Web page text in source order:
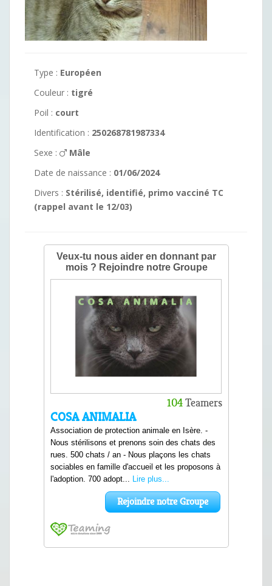
Type : Européen
Couleur : tigré
Poil : court
Identification : 250268781987334
Sexe :
Mâle
Date de naissance : 01/06/2024
Divers : Stérilisé, identifié, primo vacciné TC
(rappel avant le 12/03)